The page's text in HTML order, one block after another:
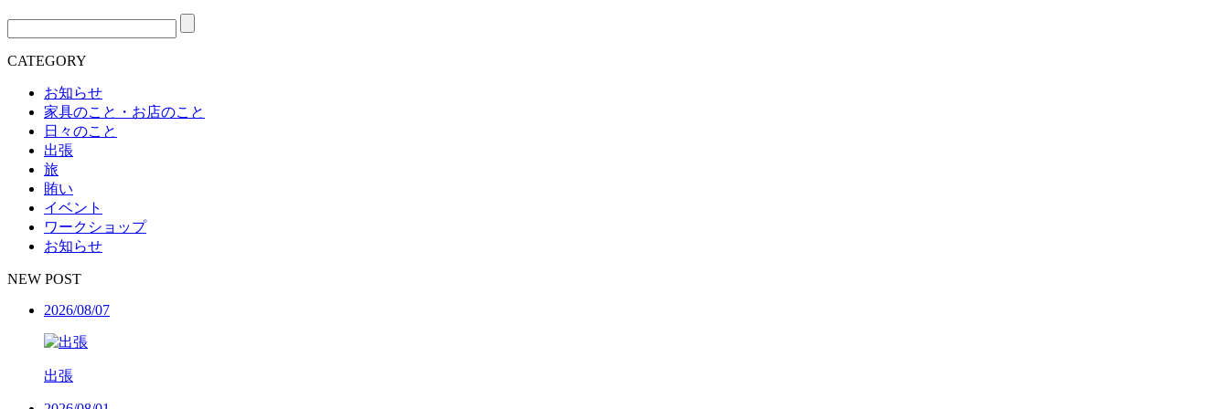
CATEGORY
お知らせ
家具のこと・お店のこと
日々のこと
出張
旅
賄い
イベント
ワークショップ
お知らせ
NEW POST
2026/08/07
出張